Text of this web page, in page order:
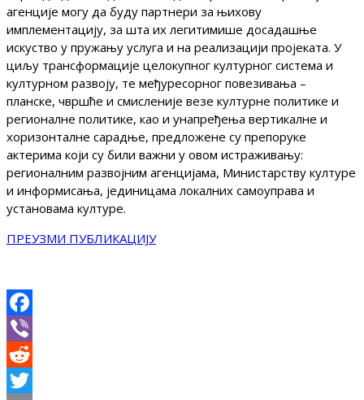
агенције могу да буду партнери за њихову
имплементацију, за шта их легитимише досадашње
искуство у пружању услуга и на реализацији пројеката. У
циљу трансформације целокупног културног система и
културном развоју, те међуресорног повезивања –
планске, чвршће и смисленије везе културне политике и
регионалне политике, као и унапређења вертикалне и
хоризонталне сарадње, предложене су препоруке
актерима који су били важни у овом истраживању:
регионалним развојним агенцијама, Министарству културе
и информисања, јединицама локалних самоуправа и
установама културе.
ПРЕУЗМИ ПУБЛИКАЦИЈУ
Facebook
Viber
Reddit